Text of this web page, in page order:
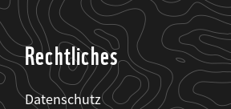
Rechtliches
Datenschutz